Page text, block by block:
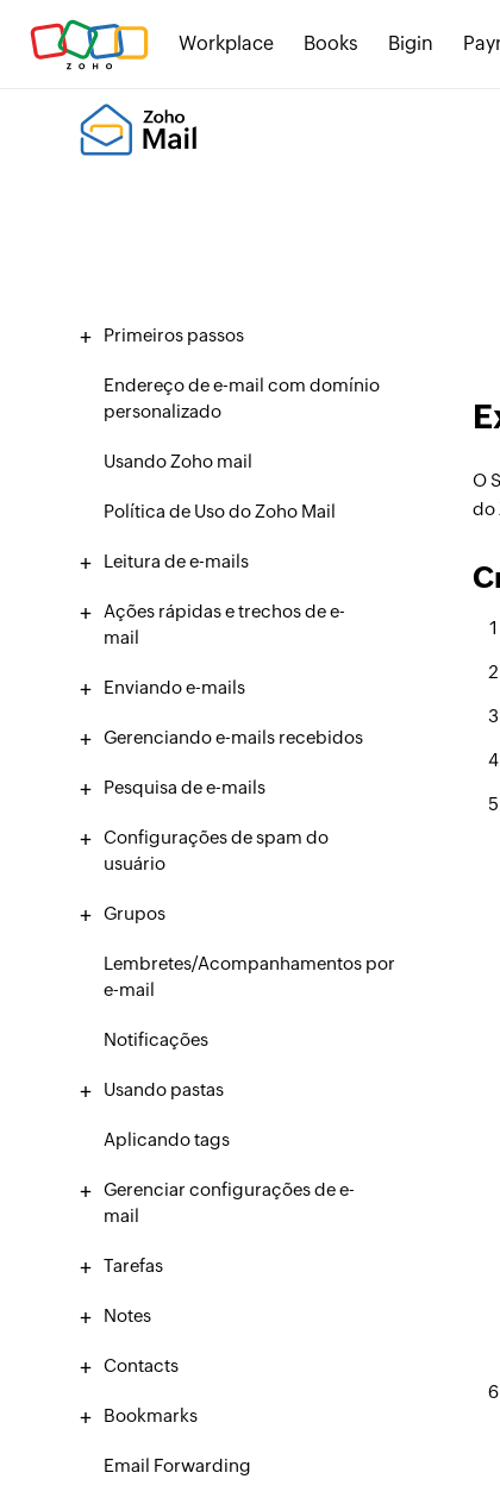
Workplace Books Bigin
Primeiros passos
Endereço de e-mail com domínio
personalizado
Usando Zoho mail
Política de Uso do Zoho Mail
Leitura de e-mails
Ações rápidas e trechos de e-
mail
Enviando e-mails
Gerenciando e-mails recebidos
Pesquisa de e-mails
Configurações de spam do
usuário
Grupos
Lembretes/Acompanhamentos por
e-mail
Notificações
Usando pastas
Aplicando tags
Gerenciar configurações de e-
mail
Tarefas
Notes
Contacts
Bookmarks
Email Forwarding
O
do